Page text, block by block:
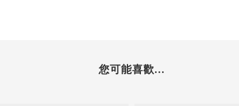
您可能喜歡...